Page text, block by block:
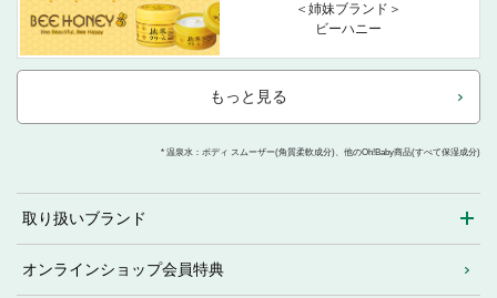
＜姉妹ブランド＞
ビーハニー
もっと見る
* 温泉水：ボディ スムーザー(角質柔軟成分)、他のOh!Baby商品(すべて保湿成分)
取り扱いブランド
オンラインショップ会員特典